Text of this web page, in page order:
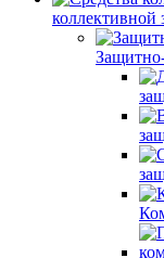
коллективной